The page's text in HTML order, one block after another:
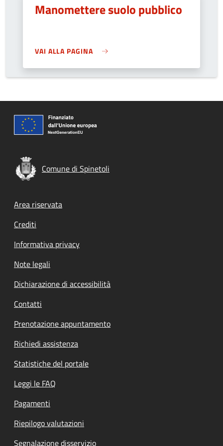
Manomettere suolo pubblico
VAI ALLA PAGINA
Comune di Spinetoli
Footer menu
Area riservata
Crediti
Informativa privacy
Note legali
Dichiarazione di accessibilità
Contatti
Prenotazione appuntamento
Richiedi assistenza
Statistiche del portale
Leggi le FAQ
Pagamenti
Riepilogo valutazioni
Segnalazione disservizio